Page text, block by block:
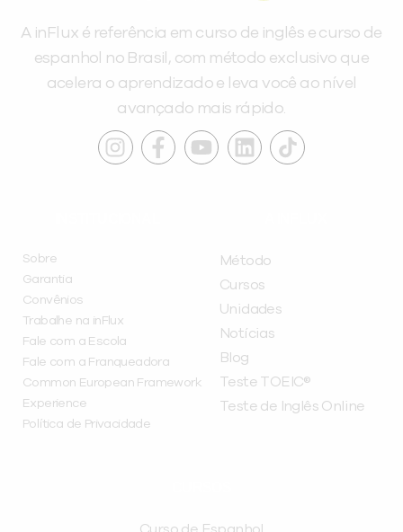
A inFlux é referência em curso de inglês e curso de
espanhol no Brasil, com método exclusivo que
acelera o aprendizado e leva você ao nível
avançado mais rápido.
Sobre
Garantia
Convênios
Trabalhe na inFlux
Fale com a Escola
Fale com a Franqueadora
Common European Framework
Experience
Política de Privacidade
Método
Cursos
Unidades
Notícias
Blog
Teste TOEIC®
Teste de Inglês Online
Curso de Espanhol